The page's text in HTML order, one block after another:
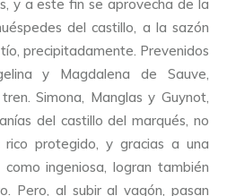
y a este fin se aprovecha de la
del castillo, a la sazón
precipitadamente. Prevenidos
y Magdalena de Sauve,
Simona, Manglas y Guynot,
del castillo del marqués, no
protegido, y gracias a una
ingeniosa, logran también
Pero, al subir al vagón, pasan